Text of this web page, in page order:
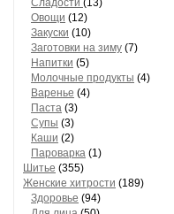
Сладости (13)
Овощи (12)
Закуски (10)
Заготовки на зиму (7)
Напитки (5)
Молочные продукты (4)
Варенье (4)
Паста (3)
Супы (3)
Каши (2)
Пароварка (1)
Шитье (355)
Женские хитрости (189)
Здоровье (94)